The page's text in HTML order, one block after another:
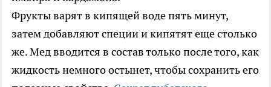
Фрукты варят в кипящей воде пять минут,
затем добавляют специи и кипятят еще столько
же. Мед вводится в состав только после того, как
жидкость немного остынет, чтобы сохранить его